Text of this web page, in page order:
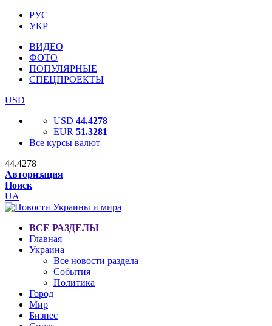
РУС
УКР
ВИДЕО
ФОТО
ПОПУЛЯРНЫЕ
СПЕЦПРОЕКТЫ
USD
USD 44.4278
EUR 51.3281
Все курсы валют
44.4278
Авторизация
Поиск
UA
ВСЕ РАЗДЕЛЫ
Главная
Украина
Все новости раздела
События
Политика
Город
Мир
Бизнес